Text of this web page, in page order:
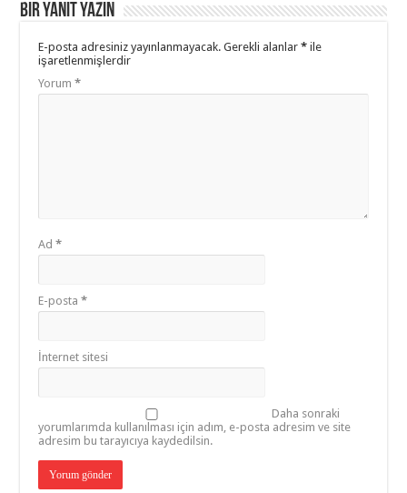
Bir yanıt yazın
E-posta adresiniz yayınlanmayacak. Gerekli alanlar* ile
işaretlenmişlerdir
Yorum*
Ad*
E-posta*
İnternet sitesi
Daha sonraki
yorumlarımda kullanılması için adım, e-posta adresim ve site
adresim bu tarayıcıya kaydedilsin.